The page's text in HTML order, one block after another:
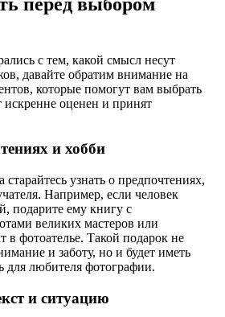
с тем, какой смысл несут
давайте обратим внимание на
которые помогут вам выбрать
искренне оценен и принят
и хобби
узнать о предпочтениях,
Например, если человек
подарите ему книгу с
великих мастеров или
в фотоателье. Такой подарок не
и заботу, но и будет иметь
для любителя фотографии.
и ситуацию